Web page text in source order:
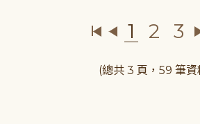
1 2 3
(總共 3 頁，59 筆資